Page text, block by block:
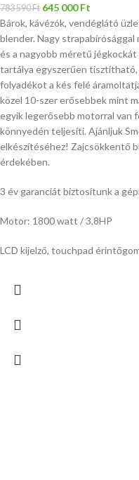
783 590Ft 645 000Ft
Bárok, kávézók, vendéglátó
blender. Nagy
és a nagyobb méretű
tartálya egyszerűen tisztítható,
folyadékot a kés felé
közel 10-szer erősebbek mint
egyik legerősebb motorral van
könnyedén teljesíti. Ajánljuk
elkészítéséhez! Zajcsökkentő
érdekében.
3 év garanciát biztosítunk a
Motor: 1800 watt / 3,8HP
LCD kijelző, touchpad